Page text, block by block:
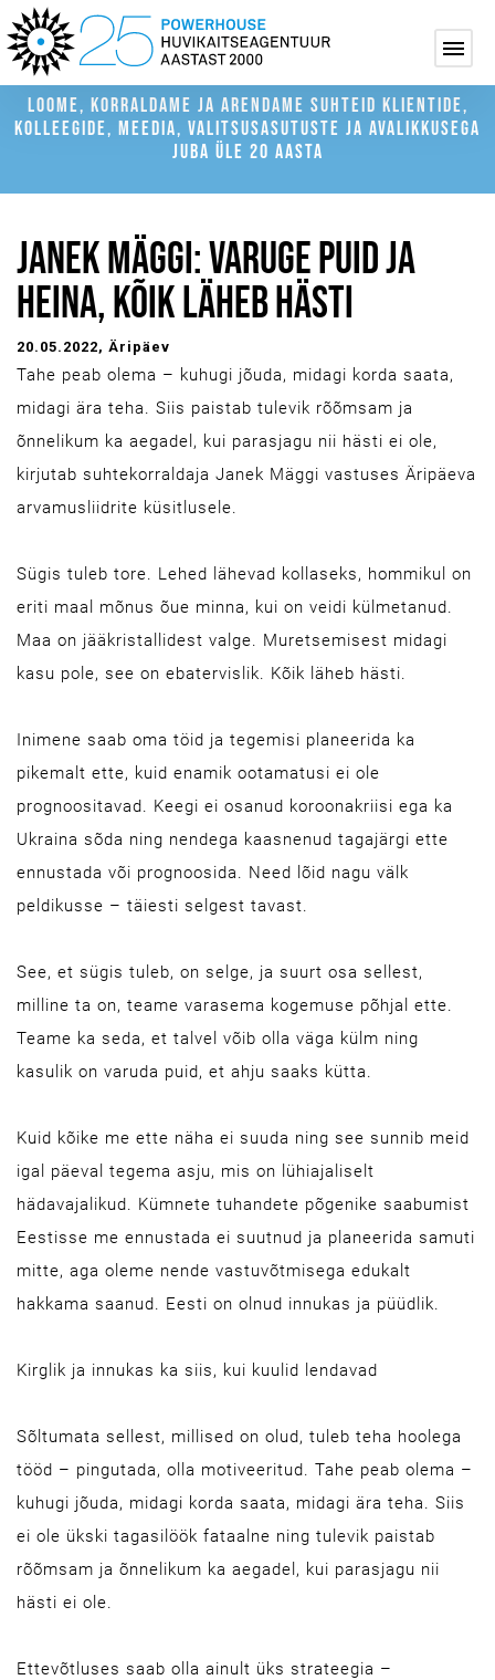
LOOME, KORRALDAME JA ARENDAME SUHTEID KLIENTIDE,
KOLLEEGIDE, MEEDIA, VALITSUSASUTUSTE JA AVALIKKUSEGA
JUBA ÜLE 20 AASTA
JANEK MÄGGI: VARUGE PUID JA
HEINA, KÕIK LÄHEB HÄSTI
20.05.2022, Äripäev
Tahe peab olema – kuhugi jõuda, midagi korda saata,
midagi ära teha. Siis paistab tulevik rõõmsam ja
õnnelikum ka aegadel, kui parasjagu nii hästi ei ole,
kirjutab suhtekorraldaja Janek Mäggi vastuses Äripäeva
arvamusliidrite küsitlusele.
Sügis tuleb tore. Lehed lähevad kollaseks, hommikul on
eriti maal mõnus õue minna, kui on veidi külmetanud.
Maa on jääkristallidest valge. Muretsemisest midagi
kasu pole, see on ebatervislik. Kõik läheb hästi.
Inimene saab oma töid ja tegemisi planeerida ka
pikemalt ette, kuid enamik ootamatusi ei ole
prognoositavad. Keegi ei osanud koroonakriisi ega ka
Ukraina sõda ning nendega kaasnenud tagajärgi ette
ennustada või prognoosida. Need lõid nagu välk
peldikusse – täiesti selgest tavast.
See, et sügis tuleb, on selge, ja suurt osa sellest,
milline ta on, teame varasema kogemuse põhjal ette.
Teame ka seda, et talvel võib olla väga külm ning
kasulik on varuda puid, et ahju saaks kütta.
Kuid kõike me ette näha ei suuda ning see sunnib meid
igal päeval tegema asju, mis on lühiajaliselt
hädavajalikud. Kümnete tuhandete põgenike saabumist
Eestisse me ennustada ei suutnud ja planeerida samuti
mitte, aga oleme nende vastuvõtmisega edukalt
hakkama saanud. Eesti on olnud innukas ja püüdlik.
Kirglik ja innukas ka siis, kui kuulid lendavad
Sõltumata sellest, millised on olud, tuleb teha hoolega
tööd – pingutada, olla motiveeritud. Tahe peab olema –
kuhugi jõuda, midagi korda saata, midagi ära teha. Siis
ei ole ükski tagasilöök fataalne ning tulevik paistab
rõõmsam ja õnnelikum ka aegadel, kui parasjagu nii
hästi ei ole.
Ettevõtluses saab olla ainult üks strateegia –